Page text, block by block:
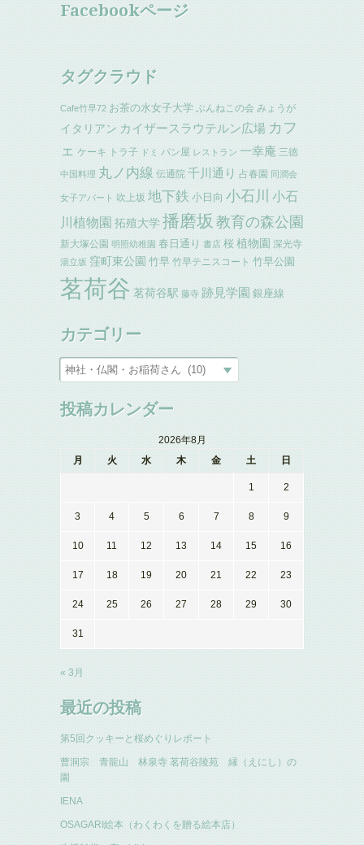
Facebookページ
タグクラウド
Cafe竹早72 お茶の水女子大学 ぶんねこの会 みょうが
イタリアン カイザースラウテルン広場 カフ
ェ ケーキ トラ子 ドミ パン屋 レストラン 一幸庵 三徳
中国料理 丸ノ内線 伝通院 千川通り 占春園 同潤会
女子アパート 吹上坂 地下鉄 小日向 小石川
小石
川植物園 拓殖大学播磨坂 教育の森公園
新大塚公園 明照幼稚園 春日通り 書店 桜 植物園 深光寺
湯立坂 窪町東公園 竹早 竹早テニスコート 竹早公園
茗荷谷 茗荷谷駅 藤寺 跡見学園 銀座線
カテゴリー
投稿カレンダー
2026年8月
月
火 水 木 金 土 日
1 2
3 4 5 6 7 8 9
10 11 12 13 14 15 16
17 18 19 20 21 22 23
24 25 26 27 28 29 30
31
« 3月
最近の投稿
第5回クッキーと桜めぐりレポート
曹洞宗 青龍山 林泉寺 茗荷谷陵苑 縁（えにし）の
園
IENA
OSAGARI絵本（わくわくを贈る絵本店）